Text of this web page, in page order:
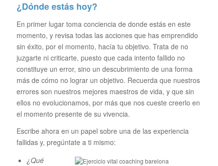
¿Dónde estás hoy?
En primer lugar toma conciencia de donde estás en este
momento, y revisa todas las acciones que has emprendido
sin éxito, por el momento, hacía tu objetivo. Trata de no
juzgarte ni criticarte, puesto que cada intento fallido no
constituye un error, sino un descubrimiento de una forma
más de cómo no lograr un objetivo. Recuerda que nuestros
errores son nuestros mejores maestros de vida, y que sin
ellos no evolucionamos, por más que nos cueste creerlo en
el momento presente de su vivencia.
Escribe ahora en un papel sobre una de las experiencia
fallidas y, pregúntate a ti mismo:
¿Qué